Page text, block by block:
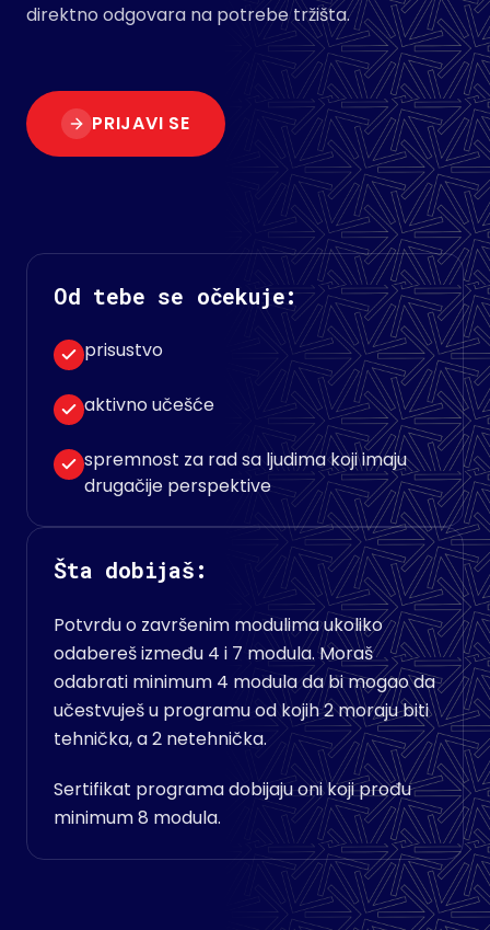
direktno odgovara na potrebe tržišta.
PRIJAVI SE
Od tebe se očekuje:
prisustvo
aktivno učešće
spremnost za rad sa ljudima koji imaju
drugačije perspektive
Šta dobijaš:
Potvrdu o završenim modulima ukoliko
odabereš između 4 i 7 modula. Moraš
odabrati minimum 4 modula da bi mogao da
učestvuješ u programu od kojih 2 moraju biti
tehnička, a 2 netehnička.
Sertifikat programa dobijaju oni koji prođu
minimum 8 modula.